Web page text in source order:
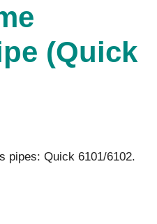
(Quick
pipes: Quick 6101/6102.